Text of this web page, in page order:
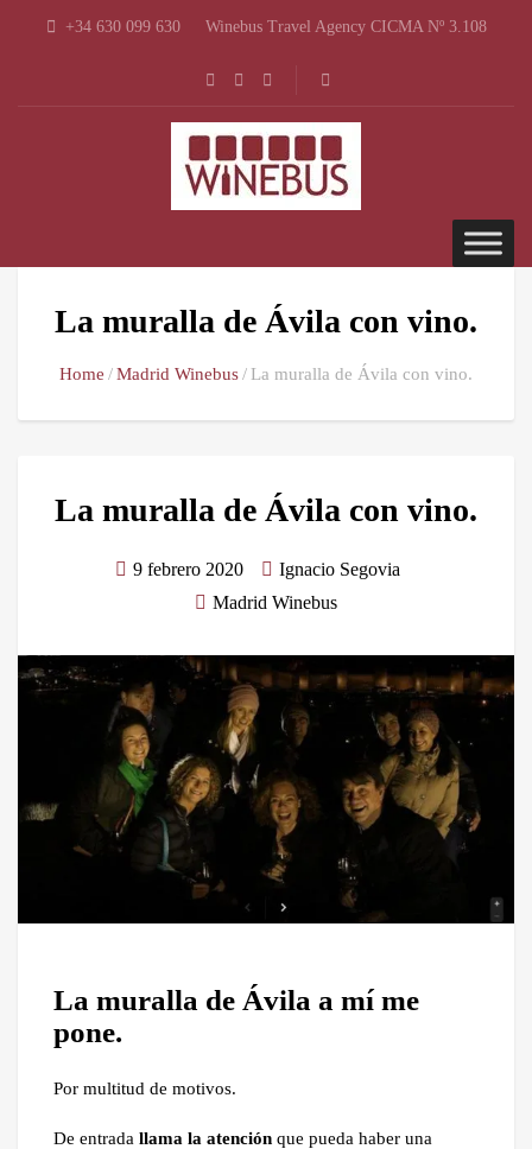
+34 630 099 630 Winebus Travel Agency CICMA Nº 3.108
La muralla de Ávila con vino.
Home Madrid Winebus La muralla de Ávila con vino.
La muralla de Ávila con vino.
9 febrero 2020
Ignacio Segovia
Madrid Winebus
La muralla de Ávila a mí me
pone.
Por multitud de motivos.
De entrada llama la atención que pueda haber una